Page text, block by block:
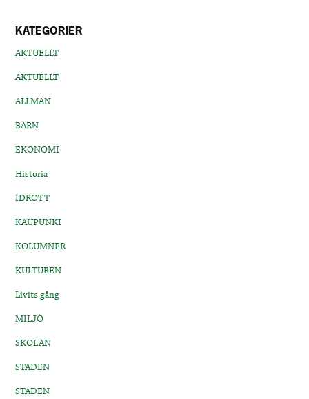
KATEGORIER
AKTUELLT
AKTUELLT
ALLMÄN
BARN
EKONOMI
Historia
IDROTT
KAUPUNKI
KOLUMNER
KULTUREN
Livits gång
MILJÖ
SKOLAN
STADEN
STADEN